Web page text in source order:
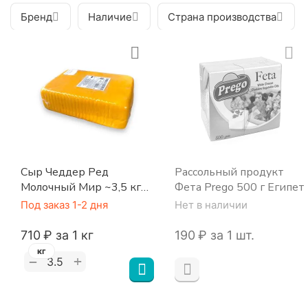
Бренд Наличие Страна производства
Сыр Чеддер Ред
Молочный Мир ~3,5 кг
Беларусь
Под заказ 1-2 дня
‍710‍₽ за 1 кг
− +
кг
Рассольный продукт
Фета Prego 500 г Египет
Нет в наличии
‍190‍ ₽ за 1 шт.